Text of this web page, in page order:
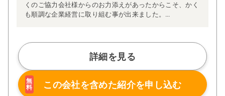
くのご協力会社様からのお力添えがあったからこそ、かく
も順調な企業経営に取り組む事が出来ました。
Ginzaは、お客様満足度の向上を第一に、従業員の生活安
定はもちろんの事、延いては事業を通じて社会貢献活動の
一翼を担うという使命の基、文字通り「社会の公器」を目
指して日々活動に取り組んでおります。
「企業は社会の公器」であり、健全な企業経営が日本経済
を支え、人々を豊かにし、行く行くは国の発展に寄与する
詳細を見る
無
料
この会社を含めた紹介を申し込む